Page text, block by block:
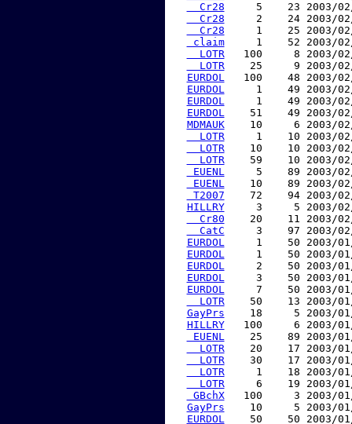
  Cr28
5    23 2003/
  Cr28
2    24 2003/
  Cr28
1    25 2003/
claim
1    52 2003/
  LOTR
100     8 2003/
  LOTR
25     9 2003/
EURDOL
100    48 2003/
EURDOL
1    49 2003/
EURDOL
1    49 2003/
EURDOL
51    49 2003/
MDMAUK
10     6 2003/
  LOTR
1    10 2003/
  LOTR
10    10 2003/
  LOTR
59    10 2003/
EUENL
5    89 2003/
EUENL
10    89 2003/
T2007
72    94 2003/
HILLRY
3     5 2003/
  Cr80
20    11 2003/
  CatC
3    97 2003/
EURDOL
1    50 2003/
EURDOL
1    50 2003/
EURDOL
2    50 2003/
EURDOL
3    50 2003/
EURDOL
7    50 2003/
  LOTR
50    13 2003/
GayPrs
18     5 2003/
HILLRY
100     6 2003/
EUENL
25    89 2003/
  LOTR
20    17 2003/
  LOTR
30    17 2003/
  LOTR
1    18 2003/
  LOTR
6    19 2003/
GBchX
100     3 2003/
GayPrs
10     5 2003/
EURDOL
50    50 2003/